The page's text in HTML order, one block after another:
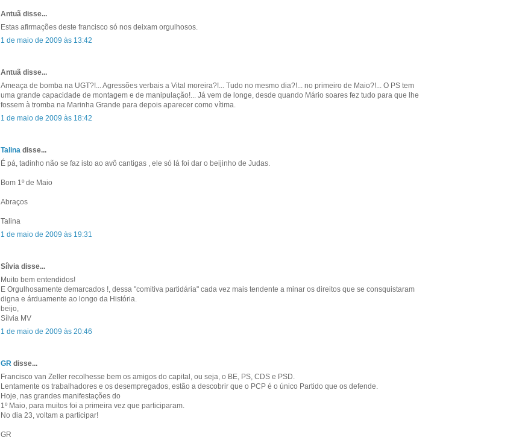
Antuã disse...
Estas afirmações deste francisco só nos deixam orgulhosos.
1 de maio de 2009 às 13:42
Antuã disse...
Ameaça de bomba na UGT?!... Agressões verbais a Vital moreira?!... Tudo no mesmo dia?!... no primeiro de Maio?!... O PS tem
uma grande capacidade de montagem e de manipulação!... Já vem de longe, desde quando Mário soares fez tudo para que lhe
fossem à tromba na Marinha Grande para depois aparecer como vítima.
1 de maio de 2009 às 18:42
Talina disse...
É pá, tadinho não se faz isto ao avô cantigas , ele só lá foi dar o beijinho de Judas.
Bom 1º de Maio
Abraços
Talina
1 de maio de 2009 às 19:31
Sílvia disse...
Muito bem entendidos!
E Orgulhosamente demarcados !, dessa "comitiva partidária" cada vez mais tendente a minar os direitos que se consquistaram
digna e árduamente ao longo da História.
beijo,
Sílvia MV
1 de maio de 2009 às 20:46
GR disse...
Francisco van Zeller recolhesse bem os amigos do capital, ou seja, o BE, PS, CDS e PSD.
Lentamente os trabalhadores e os desempregados, estão a descobrir que o PCP é o único Partido que os defende.
Hoje, nas grandes manifestações do
1º Maio, para muitos foi a primeira vez que participaram.
No dia 23, voltam a participar!
GR